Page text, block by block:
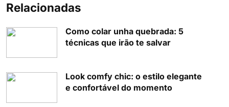
Relacionadas
Como colar unha quebrada: 5
técnicas que irão te salvar
Look comfy chic: o estilo elegante
e confortável do momento